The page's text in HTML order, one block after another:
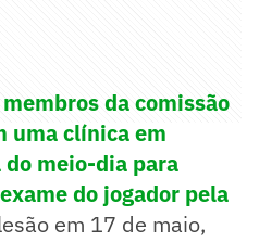
da comissão
uma clínica em
meio-dia para
do jogador pela
em 17 de maio,